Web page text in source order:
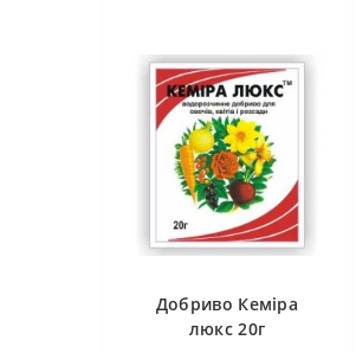
Добриво Кеміра
люкс 20г